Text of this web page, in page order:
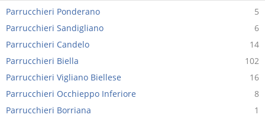
5
Parrucchieri Ponderano
6
Parrucchieri Sandigliano
14
Parrucchieri Candelo
102
Parrucchieri Biella
16
Parrucchieri Vigliano Biellese
8
Parrucchieri Occhieppo Inferiore
1
Parrucchieri Borriana